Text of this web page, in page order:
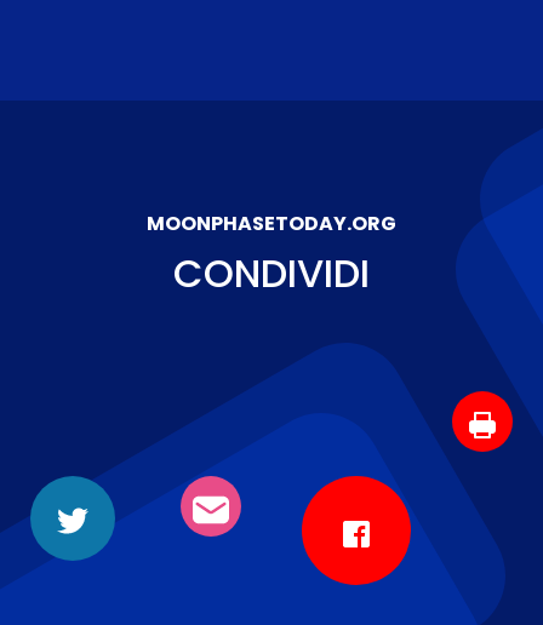
MOONPHASETODAY.ORG
CONDIVIDI